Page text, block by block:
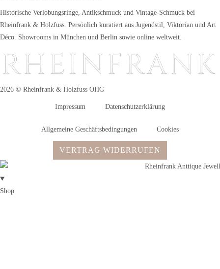
Historische Verlobungsringe, Antikschmuck und Vintage-Schmuck bei
Rheinfrank & Holzfuss. Persönlich kuratiert aus Jugendstil, Viktorian und Art
Déco. Showrooms in München und Berlin sowie online weltweit.
2026 © Rheinfrank & Holzfuss OHG
Impressum Datenschutzerklärung
Allgemeine Geschäftsbedingungen Cookies
VERTRAG WIDERRUFEN
Shop